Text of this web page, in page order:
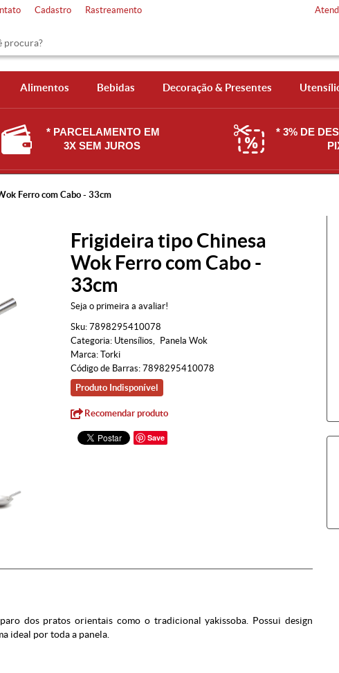
Cadastro Rastreamento
Alimentos Bebidas Decoração & Presentes
* PARCELAMENTO EM
3X SEM JUROS
* 3% DE
Ferro com Cabo - 33cm
Frigideira tipo Chinesa
Wok Ferro com Cabo -
33cm
Seja o primeira a avaliar!
Sku: 7898295410078
Categoria: Utensílios
Panela Wok
Marca: Torki
Código de Barras: 7898295410078
Produto Indisponível
Recomendar produto
Save
dos pratos orientais como o tradicional yakissoba. Possui design
ideal por toda a panela.